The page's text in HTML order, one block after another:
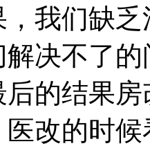
我们缺
决不了
的结果
改的时